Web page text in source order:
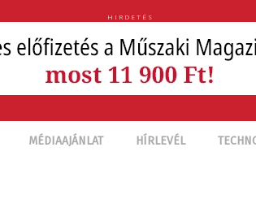
HIRDETÉS
MÉDIAAJÁNLAT HÍRLEVÉL